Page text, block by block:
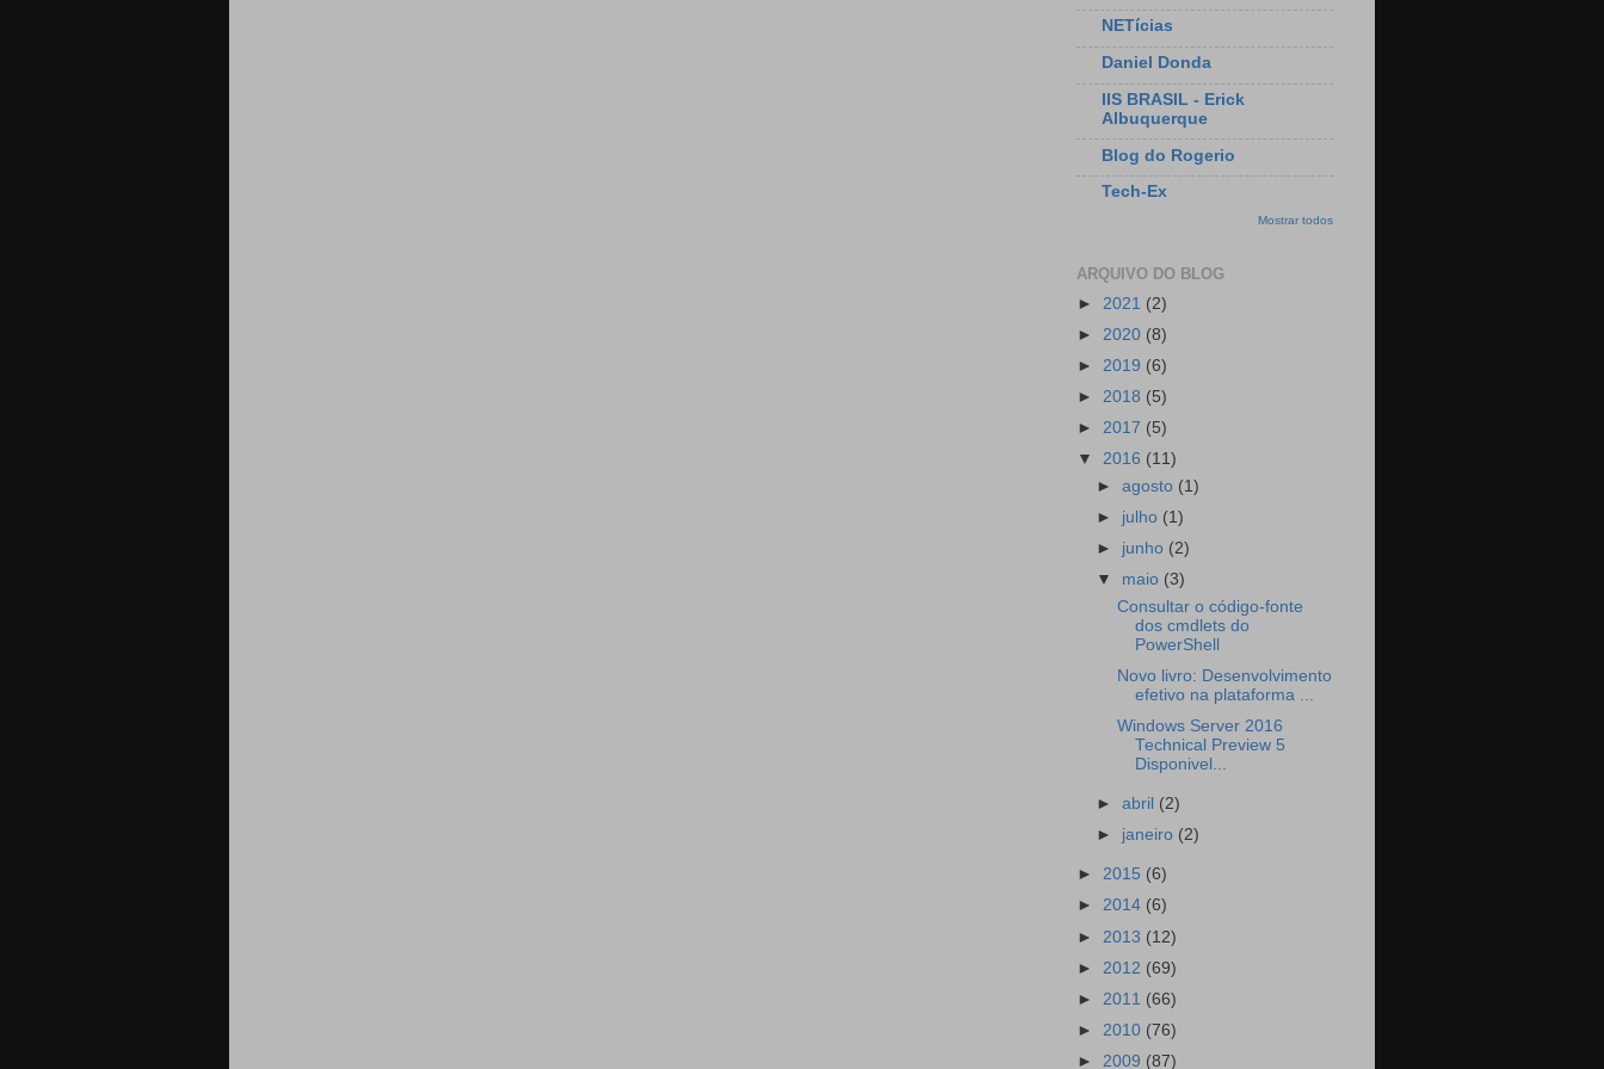
NETícias
Daniel Donda
IIS BRASIL - Erick
Albuquerque
Blog do Rogerio
Tech-Ex
Mostrar todos
ARQUIVO DO BLOG
► 2021 (2)
► 2020 (8)
► 2019 (6)
► 2018 (5)
► 2017 (5)
▼ 2016 (11)
►agosto (1)
► julho (1)
► junho (2)
▼ maio (3)
Consultar o código-fonte
dos cmdlets do
PowerShell
Novo livro: Desenvolvimento
efetivo na plataforma ...
Windows Server 2016
Technical Preview 5
Disponivel...
►abril (2)
► janeiro (2)
► 2015 (6)
► 2014 (6)
► 2013 (12)
► 2012 (69)
► 2011 (66)
► 2010 (76)
► 2009 (87)